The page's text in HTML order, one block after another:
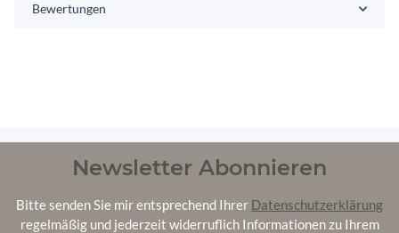
Bewertungen
Newsletter Abonnieren
Bitte senden Sie mir entsprechend Ihrer Datenschutzerklärung
regelmäßig und jederzeit widerruflich Informationen zu Ihrem